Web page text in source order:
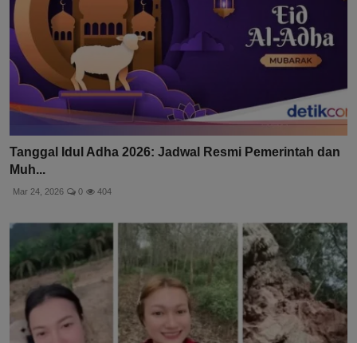
Tanggal Idul Adha 2026: Jadwal Resmi Pemerintah dan
Muh...
Mar 24, 2026 0 404